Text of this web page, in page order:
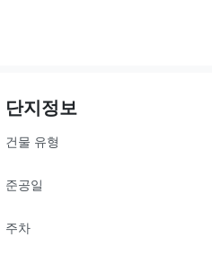
단지정보
건물 유형
준공일
주차